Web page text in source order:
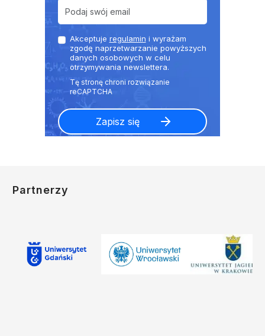
Akceptuje regulamin i wyrażam
zgodę naprzetwarzanie powyższych
danych osobowych w celu
otrzymywania newslettera.
Partnerzy